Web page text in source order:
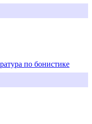
по бонистике